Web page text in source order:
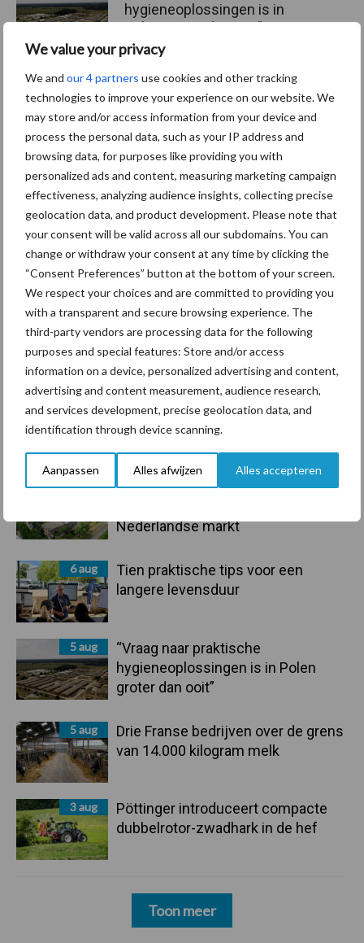
We value your privacy
We and our 4 partners use cookies and other tracking
technologies to improve your experience on our website. We
may store and/or access information from your device and
process the personal data, such as your IP address and
browsing data, for purposes like providing you with
personalized ads and content, measuring marketing campaign
effectiveness, analyzing audience insights, collecting precise
geolocation data, and product development. Please note that
your consent will be valid across all our subdomains. You can
change or withdraw your consent at any time by clicking the
“Consent Preferences” button at the bottom of your screen.
We respect your choices and are committed to providing you
with a transparent and secure browsing experience. The
third-party vendors are processing data for the following
purposes and special features: Store and/or access
information on a device, personalized advertising and content,
advertising and content measurement, audience research,
and services development, precise geolocation data, and
identification through device scanning.
Aanpassen Alles afwijzen Alles accepteren
Primaire
Sidebar
Recent nieuws Partner nieuws
6 aug
ForFarmers ziet volume en
Nederlandse markt
6 aug
Tien praktische tips voor een
langere levensduur
5 aug
“Vraag naar praktische
hygieneoplossingen is in Polen
groter dan ooit”
5 aug
Drie Franse bedrijven over de grens
van 14.000 kilogram melk
3 aug
Pöttinger introduceert compacte
dubbelrotor-zwadhark in de hef
Toon meer
hygieneoplossingen is in
Polen groter dan ooit”
Themapagina's
Diergezondheid Bemesting Fokkerij
Beregening Bijproducten
Toon meer